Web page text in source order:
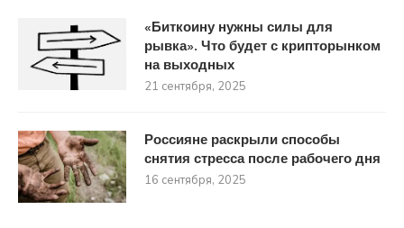
«Биткоину нужны силы для
рывка». Что будет с крипторынком
на выходных
21 сентября, 2025
Россияне раскрыли способы
снятия стресса после рабочего дня
16 сентября, 2025